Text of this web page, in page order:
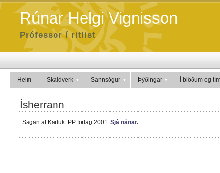
Rúnar Helgi Vignisson
Prófessor í ritlist
Heim Skáldverk Sannsögur Þýðingar Í blöðum og
Ísherrann
Sagan af Karluk. PP forlag 2001. Sjá nánar.